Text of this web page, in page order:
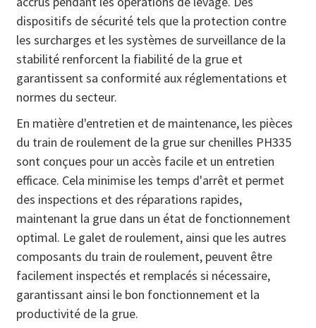
dispositifs de sécurité tels que la protection contre
les surcharges et les systèmes de surveillance de la
stabilité renforcent la fiabilité de la grue et
garantissent sa conformité aux réglementations et
normes du secteur.
En matière d'entretien et de maintenance, les pièces
du train de roulement de la grue sur chenilles PH335
sont conçues pour un accès facile et un entretien
efficace. Cela minimise les temps d'arrêt et permet
des inspections et des réparations rapides,
maintenant la grue dans un état de fonctionnement
optimal. Le galet de roulement, ainsi que les autres
composants du train de roulement, peuvent être
facilement inspectés et remplacés si nécessaire,
garantissant ainsi le bon fonctionnement et la
productivité de la grue.